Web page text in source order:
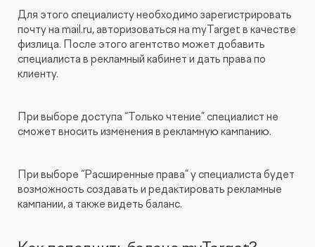
Для этого специалисту необходимо зарегистрировать
почту на mail.ru, авторизоваться на myTarget в качестве
физлица. После этого агентство может добавить
специалиста в рекламный кабинет и дать права по
клиенту.
При выборе доступа “Только чтение” специалист не
сможет вносить изменения в рекламную кампанию.
При выборе “Расширенные права” у специалиста будет
возможность создавать и редактировать рекламные
кампании, а также видеть баланс.